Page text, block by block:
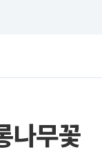
나무꽃